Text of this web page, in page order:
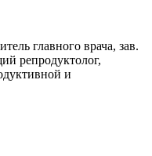
главного врача, зав.
репродуктолог,
и